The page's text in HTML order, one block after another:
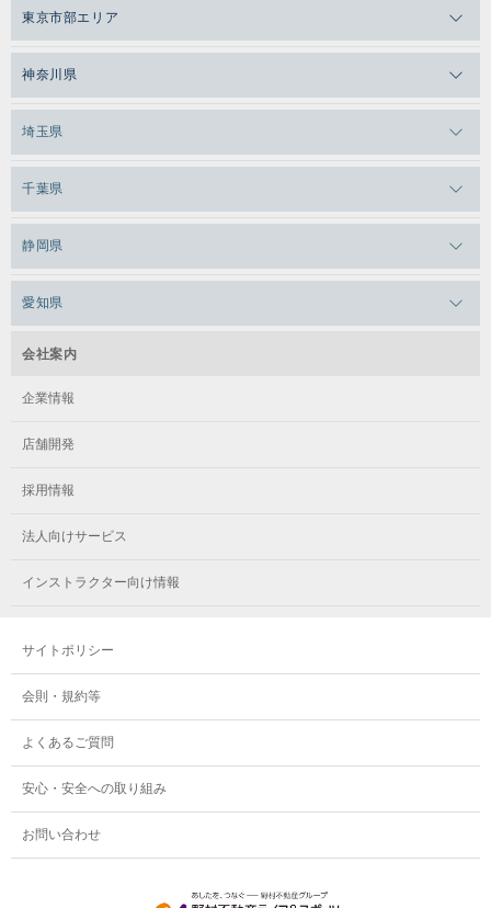
メガロスルフレ恵比寿
メガロス日比谷シャンテ
メガロス田端
メガロスルフレ田端
メガロスキッズ錦糸町
メガロス葛飾
東京市部エリア
メガロス三鷹
メガロスルフレ三鷹
メガロスルフレ武蔵小金井
メガロス小平テニススクール
メガロス玉川学園テニススクール
メガロス東小金井学童クラブ
神奈川県
メガロス上永谷
メガロスルフレ上永谷
メガロス日吉
メガロス綱島
メガロスルフレ綱島
メガロス市ヶ尾
メガロス鷺沼
メガロスルフレ鷺沼
メガロス相模大野
メガロス大和
埼玉県
メガロスルフレ草加
千葉県
メガロス本八幡
静岡県
愛知県
メガロステラッセ納屋橋
メガロス千種
会社案内
企業情報
店舗開発
採用情報
法人向けサービス
インストラクター向け情報
サイトポリシー
会則・規約等
よくあるご質問
安心・安全への取り組み
お問い合わせ